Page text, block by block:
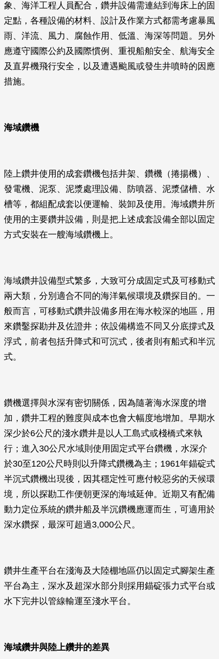
象、海洋工程人員配合，鑽井設備需連結到海床上的固
定點，各種設備的材料、設計及作業方式都需考慮暴風
雨、洋流、風力、腐蝕作用、低溫、海深等問題。另外
應遵守國際公約及國際慣例、重視船舶安全、航海安全
及直昇機飛行安全，以及遭遇颱風或發生井噴時的因應
措施。
海域鑽機
陸上鑽井使用的成套鑽機包括井架、鑽機（捲揚機）、
發電機、泥泵、泥漿處理設備、防噴器、泥漿儲槽、水
槽等，都組配成套以便運輸、裝卸及使用。海域鑽井所
使用的主要鑽井設備，則是把上述成套設備全部以固定
方式安裝在一艘海域鑽機上。
海域鑽井設備型式繁多，大致可分成固定式及可移動式
兩大類，分別適合不同的海洋氣候環境及鑽探目的。一
般而言，可移動式鑽井設備多用在海水較深的地區，用
來鑽鑿探勘井及佐證井；依設備構造不同又分底撐式及
浮式，前者包括升降式和可沉式，後者則有船式和半沉
式。
鑽機選擇與水深有密切關係，因為隨著海水深度的增
加，鑽井工程的難度與成本也會大幅度地增加。早期水
深少於6公尺的淺水鑽井是以人工島式或棧橋式來執
行；進入30公尺水域則使用固定式平台鑽機，水深介
於30至120公尺時則以升降式鑽機為主；1961年錨碇式
半沉式鑽機出現後，因其穩定性可應付較惡劣的天候環
境，所以探勘工作便朝更深的海域延伸。近期又有配備
動力定位系統的鑽井船及半沉鑽機應運而生，可適用於
深水鑽探，最深可超過3,000公尺。
鑽井生產平台在淺海及大陸棚地區仍以固定式腳架生產
平台為主，深水及超深水部分則採用錨碇張力式平台或
水下完井以管線輸運至淺水平台。
海域鑽井與陸上鑽井的差異